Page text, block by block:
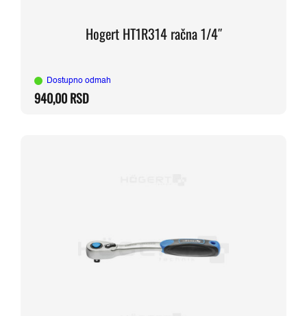
Hogert HT1R314 račna 1/4″
Dostupno odmah
940,00RSD